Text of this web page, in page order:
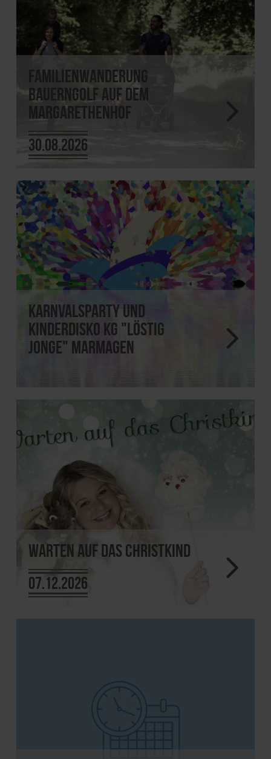
Familienwanderung
Bauerngolf auf dem
Margarethenhof
30.08.2026
Karnvalsparty und
Kinderdisko KG "Löstig
Jonge" Marmagen
Warten auf das Christkind
07.12.2026